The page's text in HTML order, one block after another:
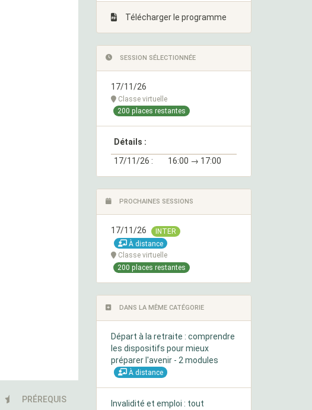
PRÉREQUIS
Télécharger le programme
SESSION SÉLECTIONNÉE
17/11/26
Classe virtuelle
200 places restantes
Détails :
17/11/26 :
16:00 → 17:00
PROCHAINES SESSIONS
17/11/26
INTER
À distance
Classe virtuelle
200 places restantes
DANS LA MÊME CATÉGORIE
Départ à la retraite : comprendre
les dispositifs pour mieux
préparer l'avenir - 2 modules
À distance
Invalidité et emploi : tout